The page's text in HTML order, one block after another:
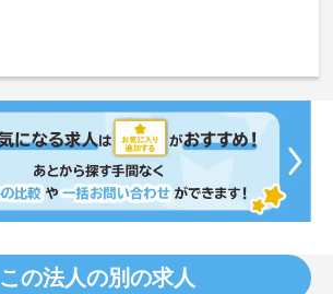
この法人の別の求人